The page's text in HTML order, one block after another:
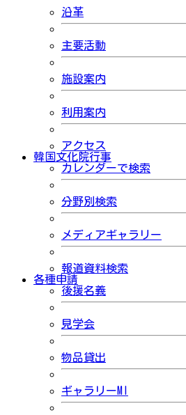
沿革
主要活動
施設案内
利用案内
アクセス
韓国文化院行事
カレンダーで検索
分野別検索
メディアギャラリー
報道資料検索
各種申請
後援名義
見学会
物品貸出
ギャラリーMI